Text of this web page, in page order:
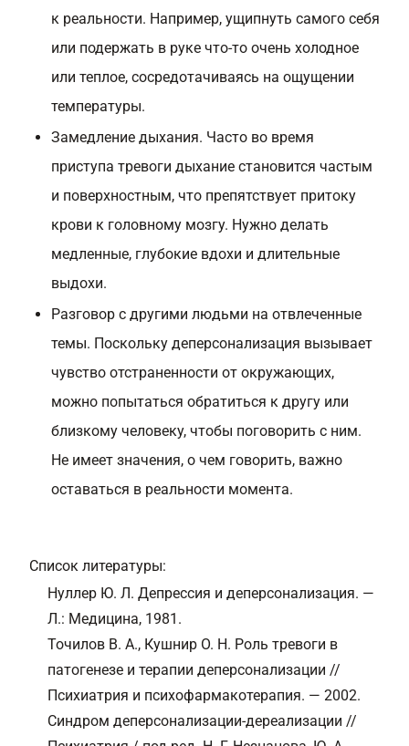
к реальности. Например, ущипнуть самого себя
или подержать в руке что-то очень холодное
или теплое, сосредотачиваясь на ощущении
температуры.
Замедление дыхания. Часто во время
приступа тревоги дыхание становится частым
и поверхностным, что препятствует притоку
крови к головному мозгу. Нужно делать
медленные, глубокие вдохи и длительные
выдохи.
Разговор с другими людьми на отвлеченные
темы. Поскольку деперсонализация вызывает
чувство отстраненности от окружающих,
можно попытаться обратиться к другу или
близкому человеку, чтобы поговорить с ним.
Не имеет значения, о чем говорить, важно
оставаться в реальности момента.
Список литературы:
Нуллер Ю. Л. Депрессия и деперсонализация. —
Л.: Медицина, 1981.
Точилов В. А., Кушнир О. Н. Роль тревоги в
патогенезе и терапии деперсонализации //
Психиатрия и психофармакотерапия. — 2002.
Синдром деперсонализации-дереализации //